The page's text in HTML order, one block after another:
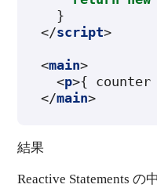
}
</script>
<main>
<p>{
</main>
結果
Reactive Statements